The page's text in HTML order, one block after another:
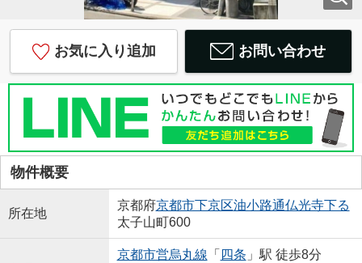
お気に入り追加 お問い合わせ
物件概要
所在地
京都府京都市下京区油小路通仏光寺下る
太子山町600
京都市営烏丸線 「 四条 」駅 徒歩8分